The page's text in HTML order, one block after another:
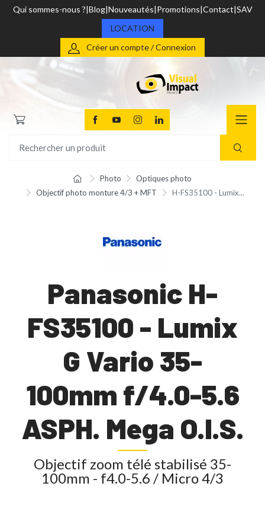
Qui sommes-nous ? Blog Nouveautés Promotions Contact SAV
LOCATION
Créer un compte / Connexion
Photo
Optiques photo
Objectif photo monture 4/3 + MFT
H-FS35100 - Lumix...
Panasonic H-
FS35100 - Lumix
G Vario 35-
100mm f/4.0-5.6
ASPH. Mega O.I.S.
Objectif zoom télé stabilisé 35-
100mm - f4.0-5.6 / Micro 4/3